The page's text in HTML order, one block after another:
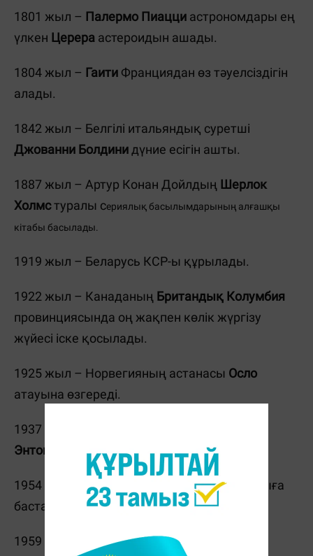
1801 жыл – Палермо Пиацци астрономдары ең
үлкен Церера астероидын ашады.
1804 жыл – Гаити Франциядан өз тәуелсіздігін
алады.
1842 жыл – Белгілі итальяндық суретші
Джованни Болдини дүние есігін ашты.
1887 жыл – Артур Конан Дойлдың Шерлок
Холмстуралы сериялық басылымдарының алғашқы
кітабы басылады.
1919 жыл – Беларусь КСР-ы құрылады.
1922 жыл – Канаданың Британдық Колумбия
провинциясында оң жақпен көлік жүргізу
жүйесі іске қосылады.
1925 жыл – Норвегияның астанасы Осло
атауына өзгереді.
1937 жыл – Америкалық актер, режиссер
Энтони Хопкинс дүниеге келді.
1954 жыл – АҚШ-та түсті теледидарлар шыға
бастайды.
1959 жыл – Кубаазат етіледі.